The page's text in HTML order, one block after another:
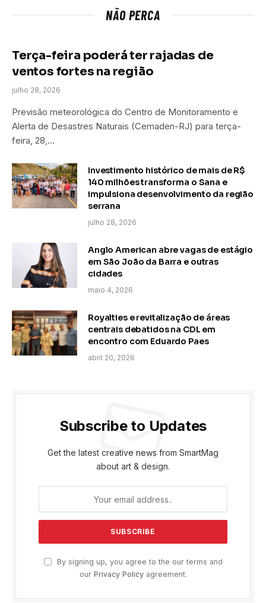
NÃO PERCA
Terça-feira poderá ter rajadas de
ventos fortes na região
julho 28, 2026
Previsão meteorológica do Centro de Monitoramento e
Alerta de Desastres Naturais (Cemaden-RJ) para terça-
feira, 28,…
Investimento histórico de mais de R$
140 milhões transforma o Sana e
impulsiona desenvolvimento da região
serrana
julho 28, 2026
Anglo American abre vagas de estágio
em São João da Barra e outras
cidades
maio 4, 2026
Royalties e revitalização de áreas
centrais debatidos na CDL em
encontro com Eduardo Paes
abril 20, 2026
Subscribe to Updates
Get the latest creative news from SmartMag
about art & design.
By signing up, you agree to the our terms and
our Privacy Policyagreement.